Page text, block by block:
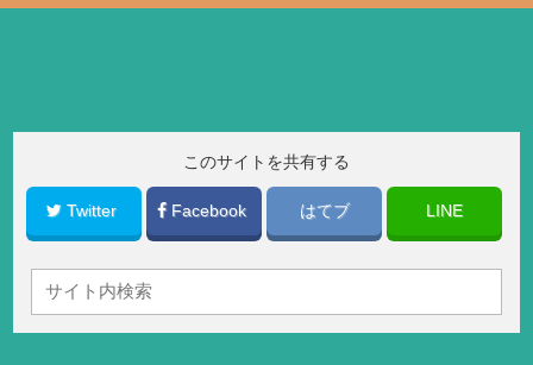
このサイトを共有する
Twitter Facebook はてブ LINE